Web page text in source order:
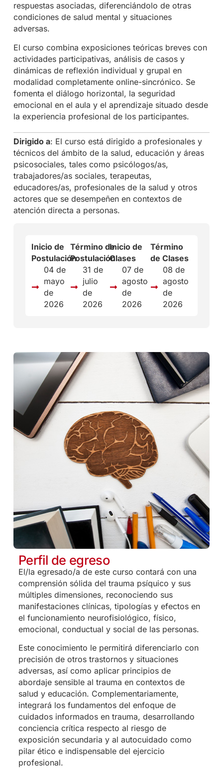
respuestas asociadas, diferenciándolo de otras
condiciones de salud mental y situaciones
adversas.
El curso combina exposiciones teóricas breves con
actividades participativas, análisis de casos y
dinámicas de reflexión individual y grupal en
modalidad completamente online-sincrónico. Se
fomenta el diálogo horizontal, la seguridad
emocional en el aula y el aprendizaje situado desde
la experiencia profesional de los participantes.
Dirigido a: El curso está dirigido a profesionales y
técnicos del ámbito de la salud, educación y áreas
psicosociales, tales como psicólogos/as,
trabajadores/as sociales, terapeutas,
educadores/as, profesionales de la salud y otros
actores que se desempeñen en contextos de
atención directa a personas.
Inicio de
Postulación
04 de
mayo
de
2026
Término de
Postulación
31 de
julio
de
2026
Inicio de
Clases
07 de
agosto
de
2026
Término
de Clases
08 de
agosto
de
2026
Perfil de egreso
El/la egresado/a de este curso contará con una
comprensión sólida del trauma psíquico y sus
múltiples dimensiones, reconociendo sus
manifestaciones clínicas, tipologías y efectos en
el funcionamiento neurofisiológico, físico,
emocional, conductual y social de las personas.
Este conocimiento le permitirá diferenciarlo con
precisión de otros trastornos y situaciones
adversas, así como aplicar principios de
abordaje sensible al trauma en contextos de
salud y educación. Complementariamente,
integrará los fundamentos del enfoque de
cuidados informados en trauma, desarrollando
conciencia crítica respecto al riesgo de
exposición secundaria y al autocuidado como
pilar ético e indispensable del ejercicio
profesional.